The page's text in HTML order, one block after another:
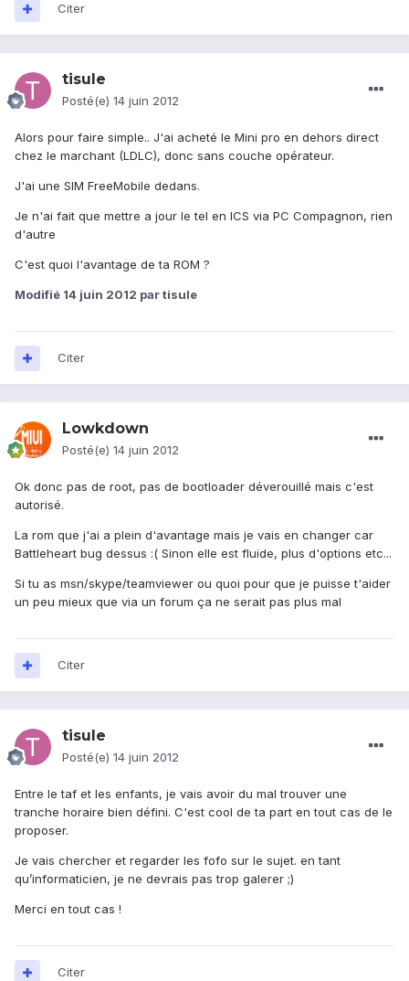
Citer
tisule
Posté(e) 14 juin 2012
Alors pour faire simple.. J'ai acheté le Mini pro en dehors direct
chez le marchant (LDLC), donc sans couche opérateur.
J'ai une SIM FreeMobile dedans.
Je n'ai fait que mettre a jour le tel en ICS via PC Compagnon, rien
d'autre
C'est quoi l'avantage de ta ROM ?
Modifié 14 juin 2012 par tisule
Citer
Lowkdown
Posté(e) 14 juin 2012
Ok donc pas de root, pas de bootloader déverouillé mais c'est
autorisé.
La rom que j'ai a plein d'avantage mais je vais en changer car
Battleheart bug dessus :( Sinon elle est fluide, plus d'options etc...
Si tu as msn/skype/teamviewer ou quoi pour que je puisse t'aider
un peu mieux que via un forum ça ne serait pas plus mal
Citer
tisule
Posté(e) 14 juin 2012
Entre le taf et les enfants, je vais avoir du mal trouver une
tranche horaire bien défini. C'est cool de ta part en tout cas de le
proposer.
Je vais chercher et regarder les fofo sur le sujet. en tant
qu’informaticien, je ne devrais pas trop galerer ;)
Merci en tout cas !
Citer